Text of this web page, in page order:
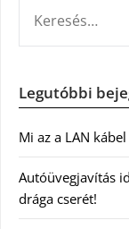
Legutóbbi
Mi az a LAN
Autóüvegjavítás
drága cserét!